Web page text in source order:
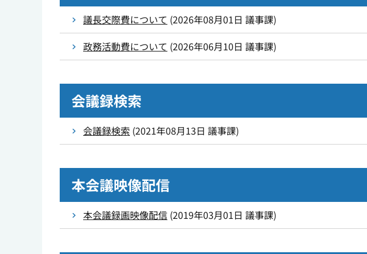
議長交際費について (2026年08月01日 議事課)
政務活動費について (2026年06月10日 議事課)
会議録検索
会議録検索 (2021年08月13日 議事課)
本会議映像配信
本会議録画映像配信 (2019年03月01日 議事課)